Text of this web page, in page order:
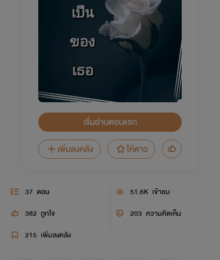
เริ่มอ่านตอนแรก
เพิ่มลงคลัง
ให้ดาว
37 ตอน 51.6K เข้าชม
382 ถูกใจ 203 ความคิดเห็น
215 เพิ่มลงคลัง